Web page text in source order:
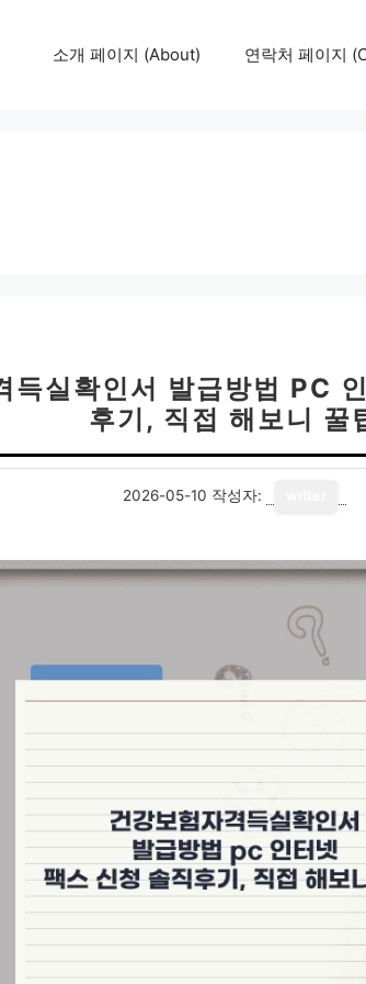
소개 페이지 (About) 연락처 페이지
득실확인서 발급방법 PC
후기, 직접 해보니 꿀
2026-05-10 작성자: